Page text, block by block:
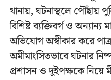
থানায়, ঘটনাস্থলে পৌঁছায়
বিশিষ্ট ব্যক্তিবর্গ ও
অভিযোগ অস্বীকার করে
অমীমাংসিতভাবে ঘটনার
প্রশাসন ও দুইপক্ষকে নিয়ে